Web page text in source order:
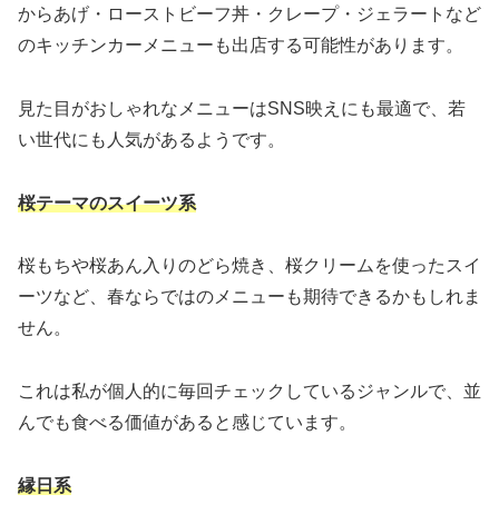
からあげ・ローストビーフ丼・クレープ・ジェラートなど
のキッチンカーメニューも出店する可能性があります。
見た目がおしゃれなメニューはSNS映えにも最適で、若
い世代にも人気があるようです。
桜テーマのスイーツ系
桜もちや桜あん入りのどら焼き、桜クリームを使ったスイ
ーツなど、春ならではのメニューも期待できるかもしれま
せん。
これは私が個人的に毎回チェックしているジャンルで、並
んでも食べる価値があると感じています。
縁日系